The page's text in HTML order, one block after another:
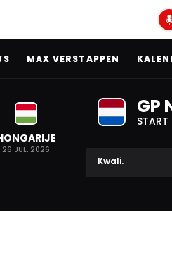
MAX VERSTAPPEN
26 JUL. 2026
GP
START
Kwali.